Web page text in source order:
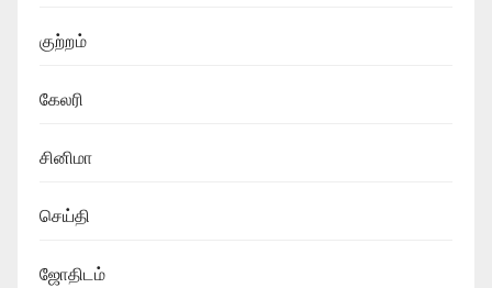
குற்றம்
கேலரி
சினிமா
செய்தி
ஜோதிடம்